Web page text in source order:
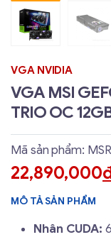
VGA NVIDIA
VGA MSI
TRIO OC
Mã sản phẩm:
22,890,000
MÔ TẢ SẢN PHẨM
Nhân CUDA: